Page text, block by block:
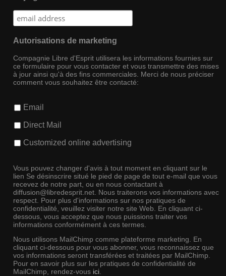
Autorisations de marketing
Compagnie Libre d'Esprit utilisera les informations fournies sur
ce formulaire pour vous contacter et vous transmettre des mises
à jour ainsi qu'à des fins commerciales. Merci de nous préciser
comment vous souhaitez être contacté:
Email
Direct Mail
Customized online advertising
Vous pouvez changer d'avis à tout moment en cliquant sur le
lien Se désinscrire situé le pied de page de tout e-mail que vous
recevez de notre part, ou en nous contactant à
diffusion@libredesprit.net. Nous traiterons vos informations avec
respect. Pour plus d'informations sur nos pratiques de
confidentialité, veuillez visiter notre site Web. En cliquant ci-
dessous, vous acceptez que nous puissions traiter vos
informations conformément à ces termes.
Nous utilisons MailChimp comme plateforme marketing. En
cliquant ci-dessous pour vous abonner, vous reconnaissez que
vos informations seront transférées et traitées par MailChimp.
Pour en savoir plus sur les pratiques de confidentialité de
MailChimp, rendez-vous ici.